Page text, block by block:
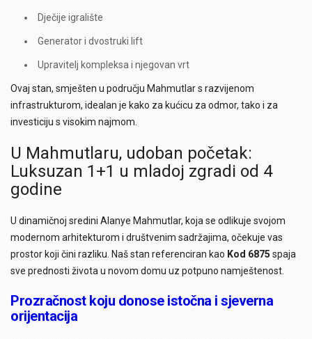
Dječije igralište
Generator i dvostruki lift
Upravitelj kompleksa i njegovan vrt
Ovaj stan, smješten u području Mahmutlar s razvijenom
infrastrukturom, idealan je kako za kućicu za odmor, tako i za
investiciju s visokim najmom.
U Mahmutlaru, udoban početak:
Luksuzan 1+1 u mladoj zgradi od 4
godine
U dinamičnoj sredini Alanye Mahmutlar, koja se odlikuje svojom
modernom arhitekturom i društvenim sadržajima, očekuje vas
prostor koji čini razliku. Naš stan referenciran kao Kod 6875 spaja
sve prednosti života u novom domu uz potpuno namještenost.
Prozračnost koju donose istočna i sjeverna
orijentacija